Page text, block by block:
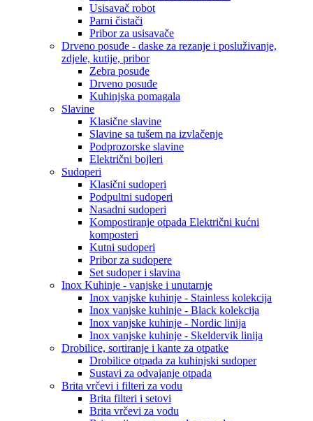
Usisavač robot
Parni čistači
Pribor za usisavače
Drveno posuđe - daske za rezanje i posluživanje,
zdjele, kutije, pribor
Zebra posuđe
Drveno posuđe
Kuhinjska pomagala
Slavine
Klasične slavine
Slavine sa tušem na izvlačenje
Podprozorske slavine
Električni bojleri
Sudoperi
Klasični sudoperi
Podpultni sudoperi
Nasadni sudoperi
Kompostiranje otpada Električni kućni
komposteri
Kutni sudoperi
Pribor za sudopere
Set sudoper i slavina
Inox Kuhinje - vanjske i unutarnje
Inox vanjske kuhinje - Stainless kolekcija
Inox vanjske kuhinje - Black kolekcija
Inox vanjske kuhinje - Nordic linija
Inox vanjske kuhinje - Skeldervik linija
Drobilice, sortiranje i kante za otpatke
Drobilice otpada za kuhinjski sudoper
Sustavi za odvajanje otpada
Brita vrčevi i filteri za vodu
Brita filteri i setovi
Brita vrčevi za vodu